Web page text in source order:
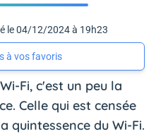
le 04/12/2024 à 19h23
à vos favoris
Fi, c'est un peu la
Celle qui est censée
quintessence du Wi-Fi.